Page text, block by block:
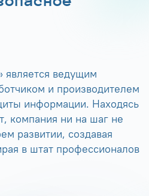
ведущим
и производителем
информации. Находясь
компания ни на шаг не
развитии, создавая
в штат профессионалов